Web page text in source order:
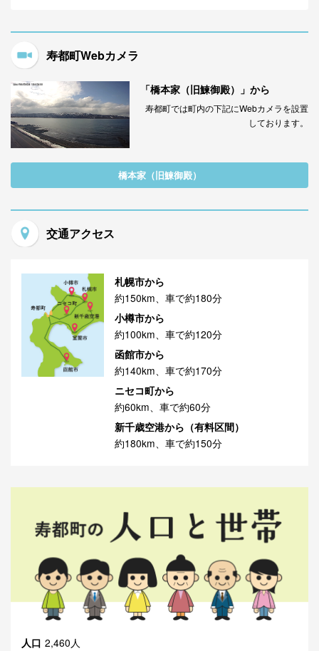
寿都町Webカメラ
「橋本家（旧鰊御殿）」から
寿都町では町内の下記にWebカメラを設置
しております。
橋本家（旧鰊御殿）
交通アクセス
札幌市から
約150km、車で約180分
小樽市から
約100km、車で約120分
函館市から
約140km、車で約170分
ニセコ町から
約60km、車で約60分
新千歳空港から（有料区間）
約180km、車で約150分
人口 2,460人